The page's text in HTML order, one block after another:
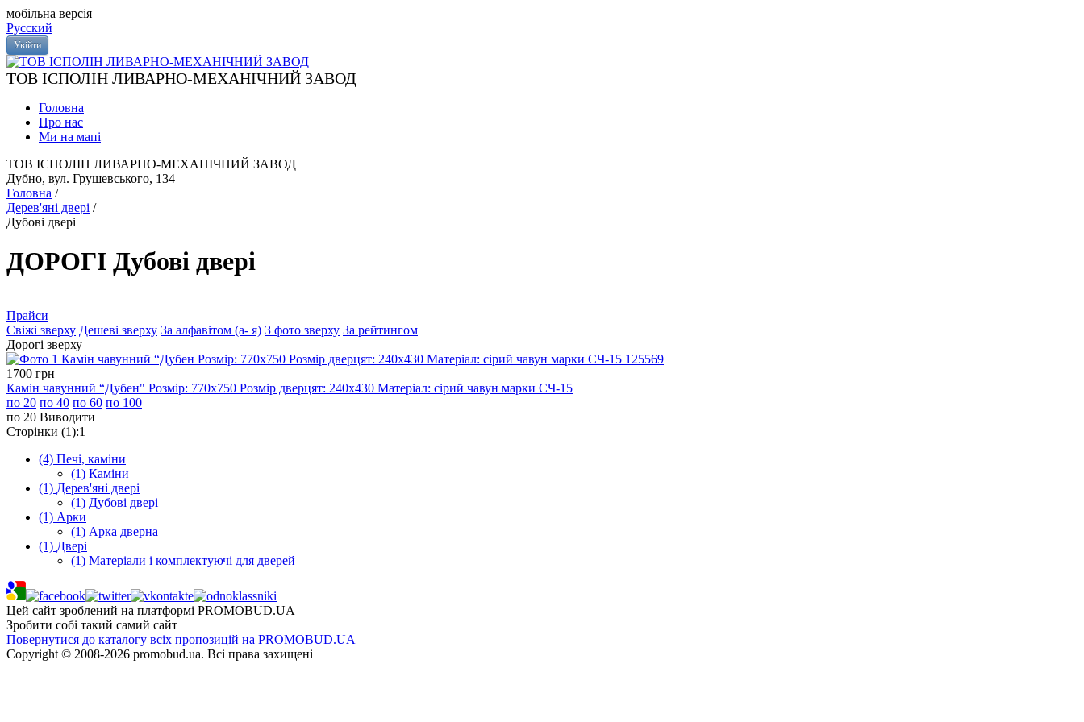
мобільна версія
Русский
Увійти
ТОВ ІСПОЛІН ЛИВАРНО-МЕХАНІЧНИЙ ЗАВОД
Головна
Про нас
Ми на мапi
ТОВ ІСПОЛІН ЛИВАРНО-МЕХАНІЧНИЙ ЗАВОД
Дубно, вул. Грушевського, 134
Головна /
Дерев'яні двері /
Дубові двері
ДОРОГІ Дубові двері
Прайси
Свіжі зверху Дешеві зверху За алфавітом (а- я) З фото зверху За рейтингом
Дорогі зверху
1700 грн
Камін чавунний “Дубен" Розмір: 770х750 Розмір дверцят: 240х430 Матеріал: сірий чавун марки СЧ-15
по 20 по 40 по 60 по 100
по 20 Виводити
Сторінки (1):1
(4) Печі, каміни
(1) Каміни
(1) Дерев'яні двері
(1) Дубові двері
(1) Арки
(1) Арка дверна
(1) Двері
(1) Матеріали і комплектуючі для дверей
Цей сайт зроблений на платформі PROMOBUD.UA
Зробити собі такий самий сайт
Повернутися до каталогу всіх пропозицій на PROMOBUD.UA
Copyright © 2008-2026 promobud.ua. Всі права захищені